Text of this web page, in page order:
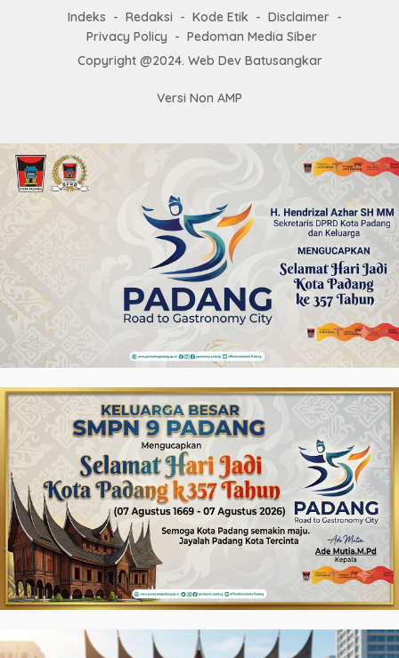
Indeks Redaksi Kode Etik
Disclaimer
Privacy Policy
Pedoman Media Siber
Copyright @2024. Web Dev Batusangkar
Versi Non AMP